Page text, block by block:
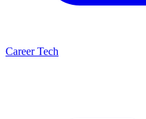
Career Tech